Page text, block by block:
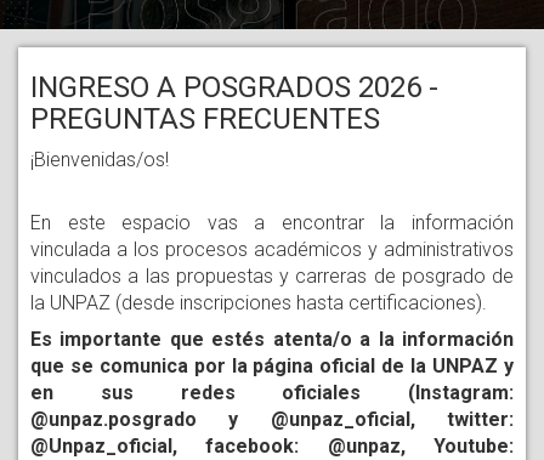
INGRESO A POSGRADOS 2026 -
PREGUNTAS FRECUENTES
¡Bienvenidas/os!
En este espacio vas a encontrar la información
vinculada a los procesos académicos y administrativos
vinculados a las propuestas y carreras de posgrado de
la UNPAZ (desde inscripciones hasta certificaciones).
Es importante que estés atenta/o a la información
que se comunica por la página oficial de la UNPAZ y
en sus redes oficiales (Instagram:
@unpaz.posgrado y @unpaz_oficial, twitter:
@Unpaz_oficial, facebook: @unpaz, Youtube: